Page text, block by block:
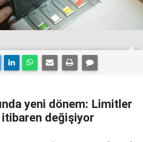
yeni dönem: Limitler
itibaren değişiyor